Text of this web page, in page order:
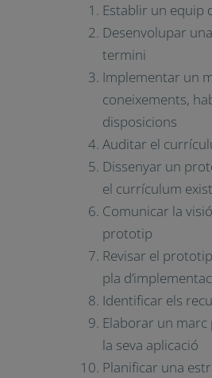
Establir un equip
Desenvolupar
termini
Implementar un
coneixements,
disposicions
Auditar el
Dissenyar un
el currículum
Comunicar la
prototip
Revisar el
pla
Identificar els
Elaborar un
la seva aplicació
Planificar una